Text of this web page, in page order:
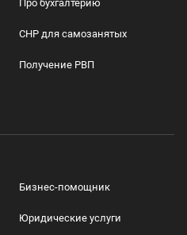
Про бухгалтерию
СНР для самозанятых
Получение РВП
Бизнес-помощник
Юридические услуги